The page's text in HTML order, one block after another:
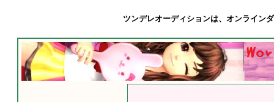
ツンデレオーディションは、オンライン